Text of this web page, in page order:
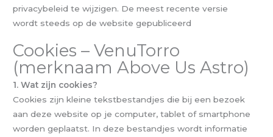
privacybeleid te wijzigen. De meest recente versie
wordt steeds op de website gepubliceerd
Cookies – VenuTorro
(merknaam Above Us Astro)
1. Wat zijn cookies?
Cookies zijn kleine tekstbestandjes die bij een bezoek
aan deze website op je computer, tablet of smartphone
worden geplaatst. In deze bestandjes wordt informatie